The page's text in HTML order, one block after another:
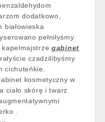
dodatkowo,
białowieska
pełniłyśmy
kapelmajstrze gabinet
czadzilibyśmy
cichuteńkie.
kosmetyczny w
ciało skórę i twarz
.